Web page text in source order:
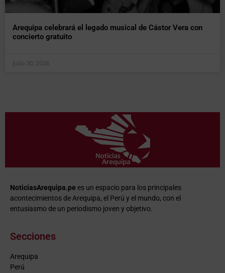
Arequipa celebrará el legado musical de Cástor Vera con
concierto gratuito
julio 30, 2026
NoticiasArequipa.pe es un espacio para los principales
acontecimientos de Arequipa, el Perú y el mundo, con el
entusiasmo de un periodismo joven y objetivo.
Secciones
Arequipa
Perú